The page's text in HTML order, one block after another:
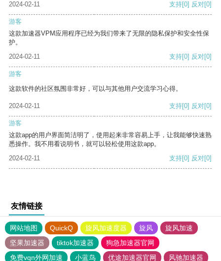
2024-02-11 支持[0] 反对[0]
游客
这款加速器VPM应用程序已经为我们带来了无限的隐私保护和安全性保
护。
2024-02-11
支持[0] 反对[0]
游客
这款软件的社区氛围非常好，可以与其他用户交流学习心得。
2024-02-11 支持[0] 反对[0]
游客
这款app的用户界面简洁明了，使用起来非常容易上手，让我能够快速熟
悉操作。我不用看说明书，就可以轻松使用这款app。
2024-02-11
支持[0] 反对[0]
友情链接
网站地图 QuickQ 旋风加速度器 旋风
旋风加速
坚果加速器
tiktok加速器
狗急加速器官网
免费vqn外网加速
小蓝鸟 优途加速器官网
风驰加速器